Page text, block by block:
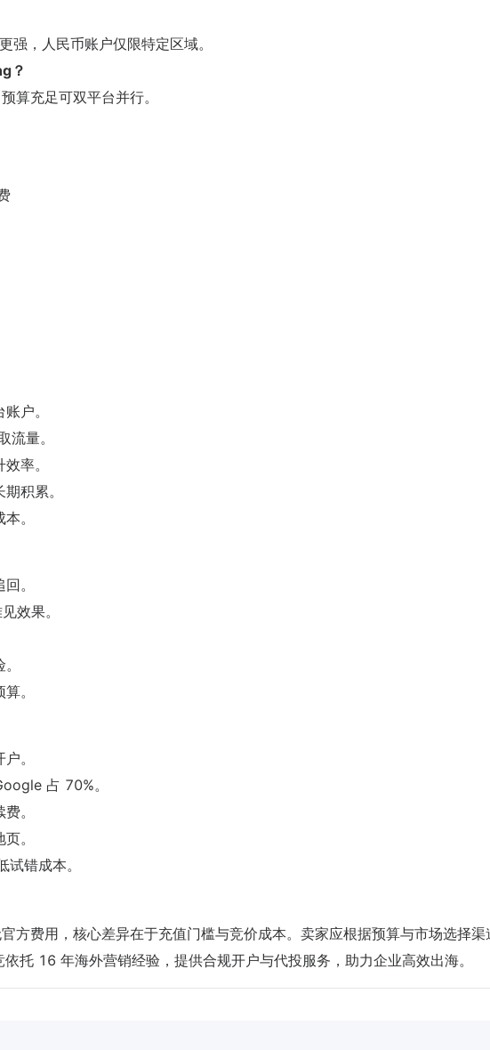
强，人民币账户仅限特定区域。
？
算充足可双平台并行。
户。
流量。
率。
积累。
。
。
效果。
。
。
占 70%。
。
。
错成本。
方费用，核心差异在于充值门槛与竞价成本。卖家应根据预算与市场选择渠
托 16 年海外营销经验，提供合规开户与代投服务，助力企业高效出海。